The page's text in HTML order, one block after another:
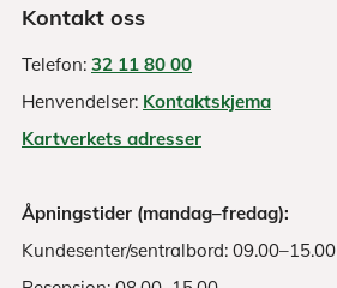
Kontakt oss
Telefon: 32 11 80 00
Henvendelser: Kontaktskjema
Kartverkets adresser
Åpningstider (mandag–fredag):
Kundesenter/sentralbord: 09.00–15.00